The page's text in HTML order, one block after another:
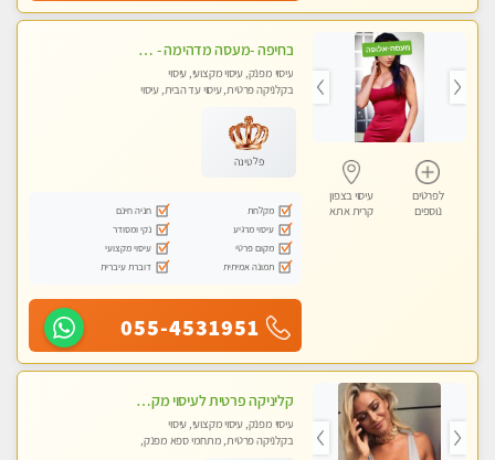
לפרטים
נוספים
עיסוי בצפון
קרית אתא
בחיפה -מעסה מדהימה - כל סוגי העיסויים מעסה מקצועית ואיכותית פרטי!!!
עיסוי מפנק, עיסוי מקצועי, עיסוי
בקלניקה פרטית, עיסוי עד הבית, עיסוי
פלטינה
מקלחת
חניה חינם
עיסוי מרגיע
נקי ומסודר
מקום פרטי
עיסוי מקצועי
תמונה אמיתית
דוברת עיברית
055-4531951
קליניקה פרטית לעיסוי מקצועי ואלטרנטיבי ברמה גבוהה VIP תתקשר ..... highly recommended..new in the city
עיסוי מפנק, עיסוי מקצועי, עיסוי
בקלניקה פרטית, מתחמי ספא מפנק,